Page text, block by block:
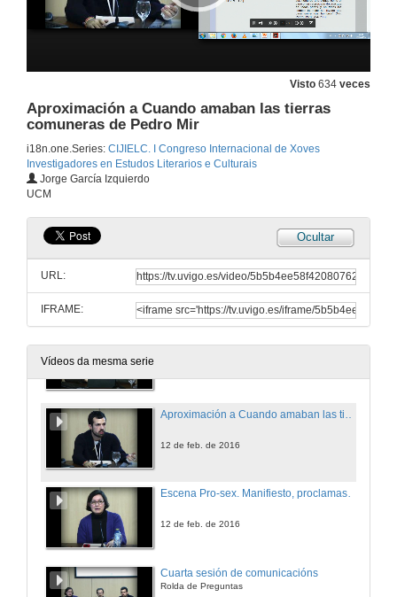
Visto 634 veces
Aproximación a Cuando amaban las tierras
comuneras de Pedro Mir
i18n.one.Series: CIJIELC. I Congreso Internacional de Xoves
Investigadores en Estudos Literarios e Culturais
Jorge García Izquierdo
UCM
Ocultar
URL:
IFRAME:
Vídeos da mesma serie
12 de feb. de 2016
Rolda de Preguntas
12 de feb. de 2016
12 de feb. de 2016
Escena Pro-sex. Manifiesto, proclamas e palabras de disidentes
12 de feb. de 2016
Cuarta sesión de comunicacións
Rolda de Preguntas